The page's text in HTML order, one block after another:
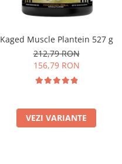
Kaged Muscle Plantein 527 g
212,79 RON
156,79 RON
VEZI VARIANTE